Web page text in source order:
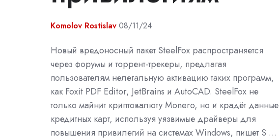
Komolov Rostislav 08/11/24
Новый вредоносный пакет SteelFox распространяется
через форумы и торрент-трекеры, предлагая
пользователям нелегальную активацию таких программ,
как Foxit PDF Editor, JetBrains и AutoCAD. SteelFox не
только майнит криптовалюту Monero, но и крадёт данные
кредитных карт, используя уязвимые драйверы для
повышения привилегий на системах Windows, пишет S …